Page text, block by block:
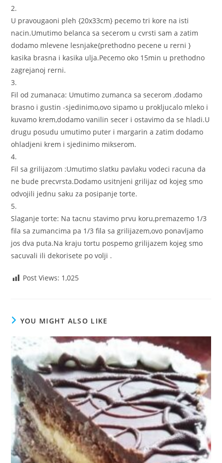
2.
U pravougaoni pleh {20x33cm} pecemo tri kore na isti
nacin.Umutimo belanca sa secerom u cvrsti sam a zatim
dodamo mlevene lesnjake{prethodno pecene u rerni }
kasika brasna i kasika ulja.Pecemo oko 15min u prethodno
zagrejanoj rerni.
3.
Fil od zumanaca: Umutimo zumanca sa secerom ,dodamo
brasno i gustin -sjedinimo,ovo sipamo u prokljucalo mleko i
kuvamo krem,dodamo vanilin secer i ostavimo da se hladi.U
drugu posudu umutimo puter i margarin a zatim dodamo
ohladjeni krem i sjedinimo mikserom.
4.
Fil sa grilijazom :Umutimo slatku pavlaku vodeci racuna da
ne bude precvrsta.Dodamo usitnjeni grilijaz od kojeg smo
odvojili jednu saku za posipanje torte.
5.
Slaganje torte: Na tacnu stavimo prvu koru,premazemo 1/3
fila sa zumancima pa 1/3 fila sa grilijazem,ovo ponavljamo
jos dva puta.Na kraju tortu pospemo grilijazem kojeg smo
sacuvali ili dekorisete po volji .
Post Views: 1,025
YOU MIGHT ALSO LIKE